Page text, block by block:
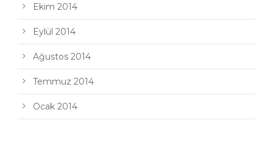
Ekim 2014
Eylül 2014
Ağustos 2014
Temmuz 2014
Ocak 2014